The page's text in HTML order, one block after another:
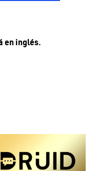
en inglés.